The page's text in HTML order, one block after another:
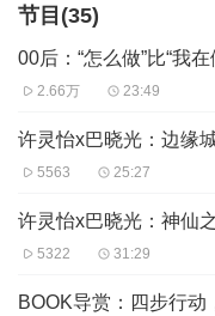
【豆瓣主页】风的回响
节目(35)
00后：“怎么做”比“我
2.66万 23:49
5563 25:27
5322 31:29